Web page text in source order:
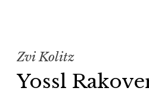
Zvi Kolitz
Yossl